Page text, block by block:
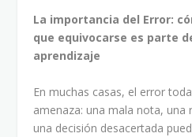
La importancia del Error:
que equivocarse es parte
aprendizaje
En muchas casas, el error
amenaza: una mala nota, una
una decisión desacertada